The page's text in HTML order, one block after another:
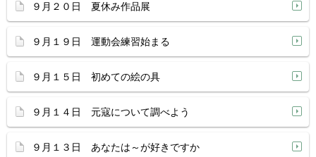
９月２０日 夏休み作品展
９月１９日 運動会練習始まる
９月１５日 初めての絵の具
９月１４日 元寇について調べよう
９月１３日 あなたは～が好きですか